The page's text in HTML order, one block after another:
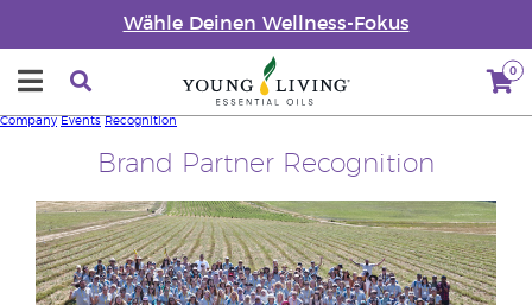
Wähle Deinen Wellness-Fokus
0
Brand Partner Recognition
Company Events Recognition